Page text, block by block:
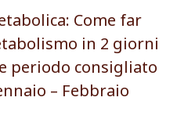
Come far
in 2 giorni
periodo consigliato
– Febbraio